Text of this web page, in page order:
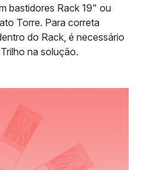
bastidores Rack 19" ou
Torre. Para correta
do Rack, é necessário
na solução.